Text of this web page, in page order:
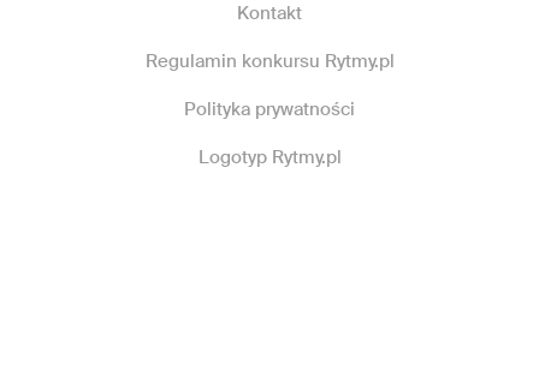
Kontakt
Regulamin konkursu Rytmy.pl
Polityka prywatności
Logotyp Rytmy.pl